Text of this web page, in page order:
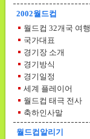
2002월드컵
월드컵 32개국 여행
국가대표
경기장 소개
경기방식
경기일정
세계 플레이어
월드컵 태극 전사
축하인사말
월드컵알리기